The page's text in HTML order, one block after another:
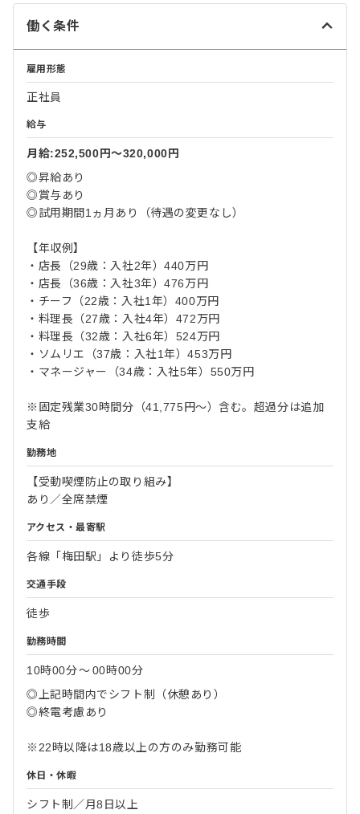
働く条件
雇用形態
正社員
給与
月給:252,500円〜320,000円
◎昇給あり
◎賞与あり
◎試用期間1ヵ月あり（待遇の変更なし）
【年収例】
・店長（29歳：入社2年）440万円
・店長（36歳：入社3年）476万円
・チーフ（22歳：入社1年）400万円
・料理長（27歳：入社4年）472万円
・料理長（32歳：入社6年）524万円
・ソムリエ（37歳：入社1年）453万円
・マネージャー（34歳：入社5年）550万円
※固定残業30時間分（41,775円～）含む。超過分は追加
支給
勤務地
【受動喫煙防止の取り組み】
あり／全席禁煙
アクセス・最寄駅
各線「梅田駅」より徒歩5分
交通手段
徒歩
勤務時間
10時00分〜00時00分
◎上記時間内でシフト制（休憩あり）
◎終電考慮あり
※22時以降は18歳以上の方のみ勤務可能
休日・休暇
シフト制／月8日以上